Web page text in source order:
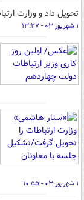
تحویل داد و وزارت
۱ شهریور ۰۳ - ۱۳:۲۷
۱ شهریور ۰۳ - ۱۰:۵۵